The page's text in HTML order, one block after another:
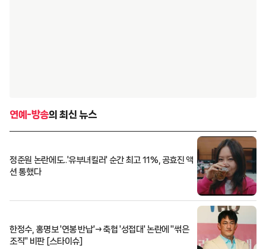
연예-방송의 최신 뉴스
정준원 논란에도..'유부녀킬러' 순간 최고 11%, 공효진 액
션 통했다
한정수, 홍명보 '연봉 반납'→축협 '성접대' 논란에 "썪은
조직" 비판 [스타이슈]